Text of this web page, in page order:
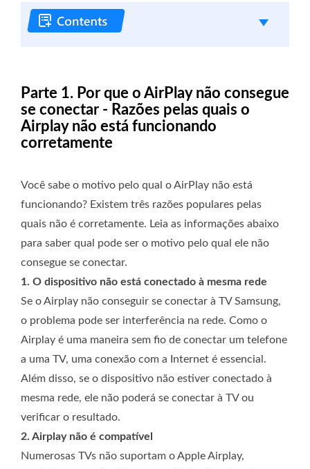
Parte 1. Por que o AirPlay não consegue
se conectar - Razões pelas quais o
Airplay não está funcionando
corretamente
Você sabe o motivo pelo qual o AirPlay não está
funcionando? Existem três razões populares pelas
quais não é corretamente. Leia as informações abaixo
para saber qual pode ser o motivo pelo qual ele não
consegue se conectar.
1. O dispositivo não está conectado à mesma rede
Se o Airplay não conseguir se conectar à TV Samsung,
o problema pode ser interferência na rede. Como o
Airplay é uma maneira sem fio de conectar um telefone
a uma TV, uma conexão com a Internet é essencial.
Além disso, se o dispositivo não estiver conectado à
mesma rede, ele não poderá se conectar à TV ou
verificar o resultado.
2. Airplay não é compatível
Numerosas TVs não suportam o Apple Airplay,